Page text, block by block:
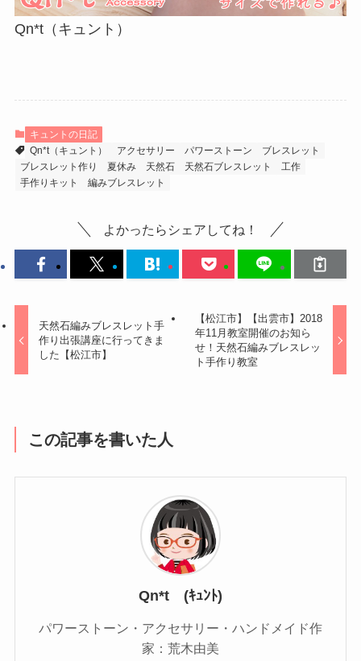
Qn*t（キュント）
キュントの日記
Qn*t（キュント）
アクセサリー パワーストーン
ブレスレット
ブレスレット作り
夏休み 天然石 天然石ブレスレット
工作
手作りキット
編みブレスレット
よかったらシェアしてね！
天然石編みブレスレット手
作り出張講座に行ってきま
した【松江市】
【松江市】【出雲市】2018
年11月教室開催のお知ら
せ！天然石編みブレスレッ
ト手作り教室
この記事を書いた人
Qn*t (ｷｭﾝﾄ)
パワーストーン・アクセサリー・ハンドメイド作
家：荒木由美